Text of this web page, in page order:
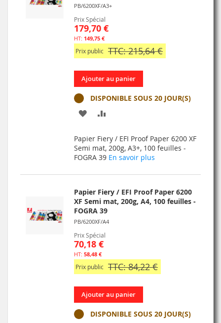
PB/6200XF/A3+
Prix Spécial
179,70 €
149,75 €
Prix public TTC: 215,64 €
Ajouter au panier
DISPONIBLE SOUS 20 JOUR(S)
AJOUTER
MA
COMPARATEUR
Papier Fiery / EFI Proof Paper 6200 XF
Semi mat, 200g, A3+, 100 feuilles -
FOGRA 39 En savoir plus
Papier Fiery / EFI Proof Paper 6200
XF Semi mat, 200g, A4, 100 feuilles -
FOGRA 39
PB/6200XF/A4
Prix Spécial
70,18 €
58,48 €
Prix public TTC: 84,22 €
Ajouter au panier
DISPONIBLE SOUS 20 JOUR(S)